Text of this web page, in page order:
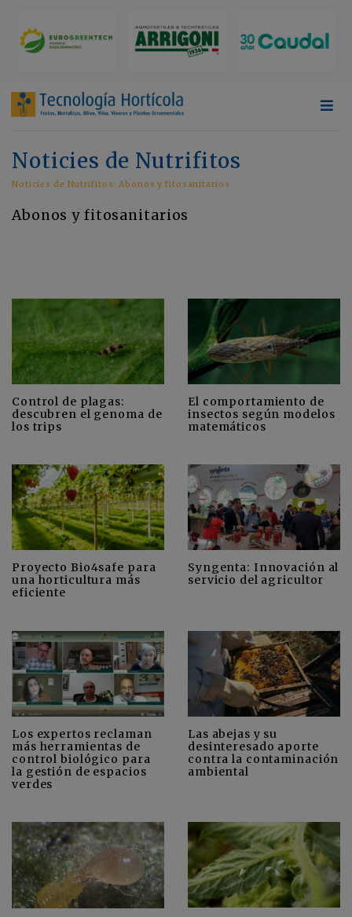
Noticies de Nutrifitos
Noticies de Nutrifitos: Abonos y fitosanitarios
Abonos y fitosanitarios
Control de plagas:
descubren el genoma de
los trips
El comportamiento de
insectos según modelos
matemáticos
Proyecto Bio4safe para
una horticultura más
eficiente
Syngenta: Innovación al
servicio del agricultor
Los expertos reclaman
más herramientas de
control biológico para
la gestión de espacios
verdes
Las abejas y su
desinteresado aporte
contra la contaminación
ambiental